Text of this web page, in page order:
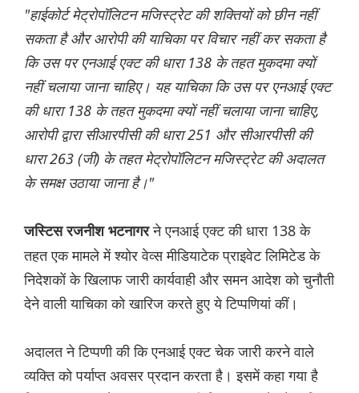
"हाईकोर्ट मेट्रोपॉलिटन मजिस्ट्रेट की शक्तियों को छीन नहीं
सकता है और आरोपी की याचिका पर विचार नहीं कर सकता है
कि उस पर एनआई एक्ट की धारा 138 के तहत मुकदमा क्यों
नहीं चलाया जाना चाहिए। यह याचिका कि उस पर एनआई एक्ट
की धारा 138 के तहत मुकदमा क्यों नहीं चलाया जाना चाहिए,
आरोपी द्वारा सीआरपीसी की धारा 251 और सीआरपीसी की
धारा 263 (जी) के तहत मेट्रोपॉलिटन मजिस्ट्रेट की अदालत
के समक्ष उठाया जाना है।"
जस्टिस रजनीश भटनागरने एनआई एक्ट की धारा 138 के
तहत एक मामले में श्योर वेव्स मीडियाटेक प्राइवेट लिमिटेड के
निदेशकों के खिलाफ जारी कार्यवाही और समन आदेश को चुनौती
देने वाली याचिका को खारिज करते हुए ये टिप्पणियां कीं।
अदालत ने टिप्पणी की कि एनआई एक्ट चेक जारी करने वाले
व्यक्ति को पर्याप्त अवसर प्रदान करता है। इसमें कहा गया है